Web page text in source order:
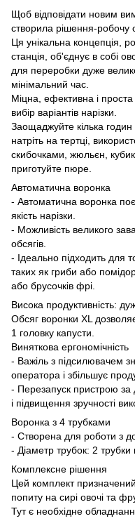
Щоб відповідати новим
створила рішення-робочу
Ця унікальна концепція,
станція, об'єднує в собі
для переробки дуже
мінімальний час.
Міцна, ефективна і
вибір варіантів нарізки.
Заощаджуйте кілька годин
натріть на тертці,
скибочками, жюльєн,
приготуйте пюре.
Автоматична воронка
- Автоматична воронка
якість нарізки.
- Можливість великого
обсягів.
- Ідеально підходить для
таких як гриби або
або брусочків фрі.
Висока продуктивність:
Обсяг воронки XL
1 головку капусти.
Виняткова ергономічність
- Важіль з підсилювачем
оператора і збільшує
- Перезапуск пристрою
і підвищення зручності
Воронка з 4 трубками
- Створена для роботи з
- Діаметр трубок: 2
Комплексне рішення
Цей комплект
попиту на сирі овочі та
Тут є необхідне